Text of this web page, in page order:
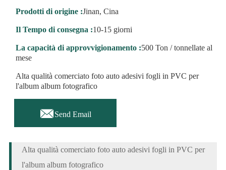
Prodotti di origine :Jinan, Cina
Il Tempo di consegna :10-15 giorni
La capacità di approvvigionamento :500 Ton / tonnellate al
mese
Alta qualità comerciato foto auto adesivi fogli in PVC per
l'album album fotografico
Send Email
Alta qualità comerciato foto auto adesivi fogli in PVC per
l'album album fotografico